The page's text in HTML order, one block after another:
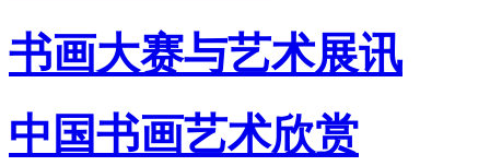
书画大赛与艺术展讯
中国书画艺术欣赏